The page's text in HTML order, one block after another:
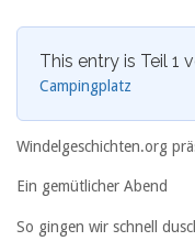
This entry is Teil 1
Campingplatz
Windelgeschichten.org
Ein gemütlicher Abend
So gingen wir schnell